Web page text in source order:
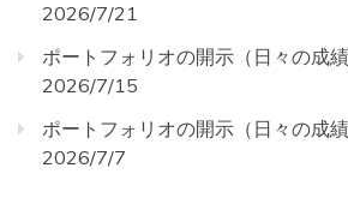
2026/7/21
ポートフォリオの開示（日々の成
2026/7/15
ポートフォリオの開示（日々の成
2026/7/7